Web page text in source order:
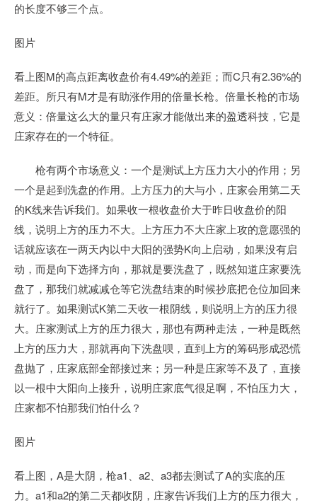
的长度不够三个点。
图片
看上图M的高点距离收盘价有4.49%的差距；而C只有2.36%的
差距。所只有M才是有助涨作用的倍量长枪。倍量长枪的市场
意义：倍量这么大的量只有庄家才能做出来的盈透科技，它是
庄家存在的一个特征。
枪有两个市场意义：一个是测试上方压力大小的作用；另
一个是起到洗盘的作用。上方压力的大与小，庄家会用第二天
的K线来告诉我们。如果收一根收盘价大于昨日收盘价的阳
线，说明上方的压力不大。上方压力不大庄家上攻的意愿强的
话就应该在一两天内以中大阳的强势K向上启动，如果没有启
动，而是向下选择方向，那就是要洗盘了，既然知道庄家要洗
盘了，那我们就减减仓等它洗盘结束的时候抄底把仓位加回来
就行了。如果测试K第二天收一根阴线，则说明上方的压力很
大。庄家测试上方的压力很大，那也有两种走法，一种是既然
上方的压力大，那就再向下洗盘呗，直到上方的筹码形成恐慌
盘抛了，庄家底部全部接过来；另一种是庄家等不及了，直接
以一根中大阳向上接升，说明庄家底气很足啊，不怕压力大，
庄家都不怕那我们怕什么？
图片
看上图，A是大阴，枪a1、a2、a3都去测试了A的实底的压
力。a1和a2的第二天都收阴，庄家告诉我们上方的压力很大，